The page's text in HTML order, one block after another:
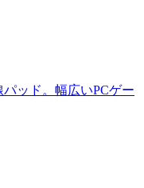
ッド。幅広いPCゲー